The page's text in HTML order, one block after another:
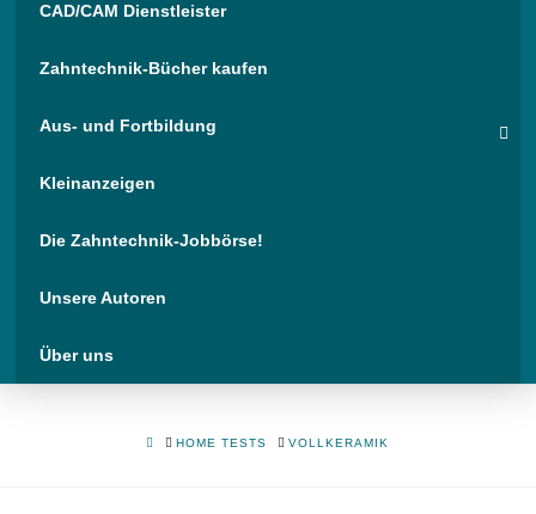
CAD/CAM Dienstleister
Zahntechnik-Bücher kaufen
Aus- und Fortbildung
Kleinanzeigen
Die Zahntechnik-Jobbörse!
Unsere Autoren
Über uns
HOMEHOME TESTS VOLLKERAMIK